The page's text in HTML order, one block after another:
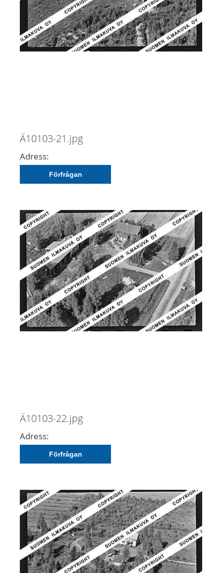
Ä10103-21.jpg
Adress:
Förfrågan
Ä10103-22.jpg
Adress:
Förfrågan